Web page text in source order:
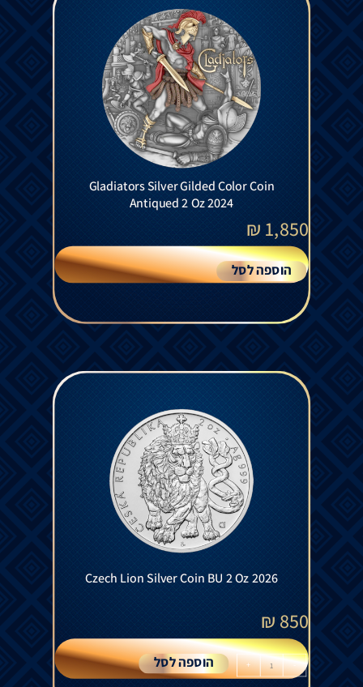
Gladiators Silver Gilded Color Coin
Antiqued 2 Oz 2024
1,850
₪
הוספה לסל
Czech Lion Silver Coin BU 2 Oz 2026
850
₪
-
+ הוספה לסל